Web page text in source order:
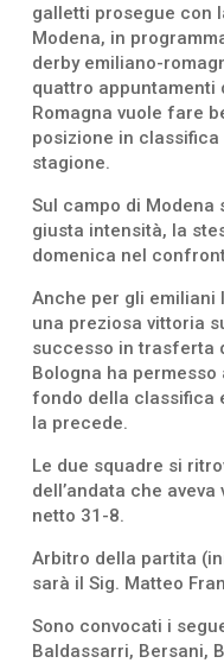
galletti prosegue con
Modena, in
derby emiliano-
quattro appuntamenti
Romagna vuole fare
posizione in
stagione.
Sul campo di
giusta intensità, la
domenica nel
Anche per gli emiliani
una preziosa vittoria
successo in trasferta
Bologna ha
fondo della classifica
la precede.
Le due squadre si
dell’andata che
netto 31-8.
Arbitro della partita
sarà il Sig. Matteo
Sono convocati i
Baldassarri, Bersani,